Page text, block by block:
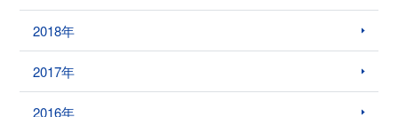
2018年
2017年
2016年